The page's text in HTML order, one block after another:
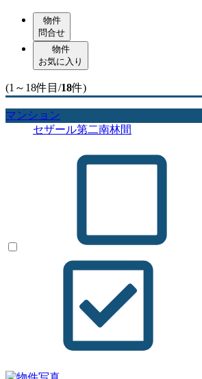
物件
問合せ
物件
お気に入り
(1～18件目/18件)
マンション
セザール第二南林間